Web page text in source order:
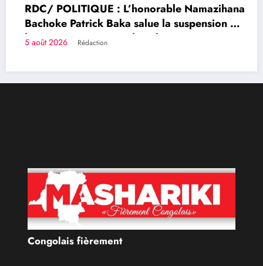
RDC/ POLITIQUE : L’honorable Namazihana
Bachoke Patrick Baka salue la suspension de
l’arrêté interministériel sur l’économie
5 août 2026 Rédaction
Congolais fièrement